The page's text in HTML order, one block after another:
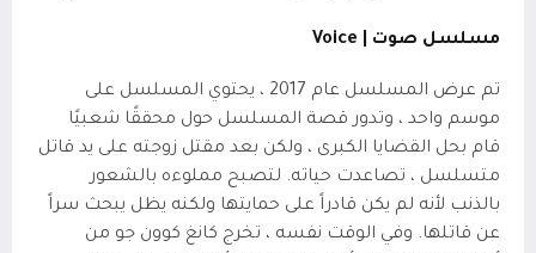
مسلسل صوت | Voice
تم عرض المسلسل عام 2017 ، يحتوي المسلسل على
موسم واحد ، وتدور قصة المسلسل حول محققًا شعبيًا
قام بحل القضايا الكبرى ، ولكن بعد مقتل زوجته على يد قاتل
متسلسل ، تصاعدت حياته. لتصبح مملوءه بالشعور
بالذنب لأنه لم يكن قادراً على حمايتها ولكنه يظل يبحث سراً
عن قاتلها. وفي الوقت نفسه ، تخرج كانغ كوون جو من